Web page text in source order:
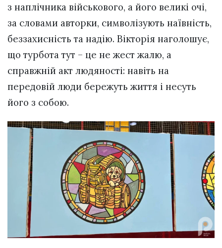
з наплічника військового, а його великі очі,
за словами авторки, символізують наївність,
беззахисність та надію. Вікторія наголошує,
що турбота тут – це не жест жалю, а
справжній акт людяності: навіть на
передовій люди бережуть життя і несуть
його з собою.